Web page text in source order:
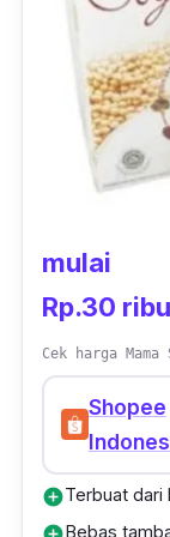
mulai
Rp.30 ribu
Cek harga
Shopee
add_circleTerbuat dari
Bebas